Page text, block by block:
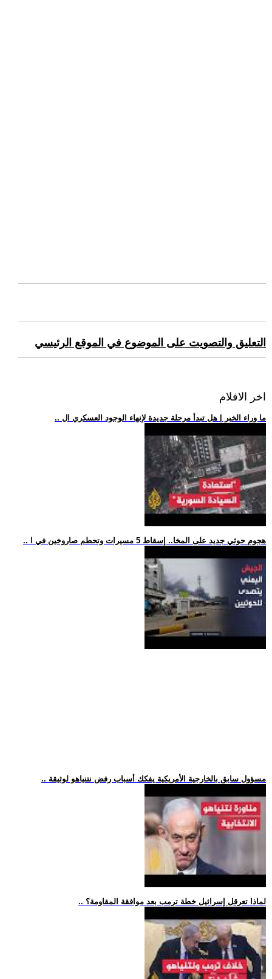
التعليق والتصويت على الموضوع في الموقع الرئيسي
اخر الافلام
.. ما وراء الخبر | هل تبدأ مرحلة جديدة لإنهاء الوجود العسكري ال
.. هجوم حوثي جديد على المخا.. إسقاط 5 مسيرات وتحطم صاروخين في ا
.. مسؤول سابق بالخارجية الأمريكية يفكك أسباب رفض نتنياهو لوثيقة
.. لماذا تعرقل إسرائيل خطة ترمب بعد موافقة المقاومة؟